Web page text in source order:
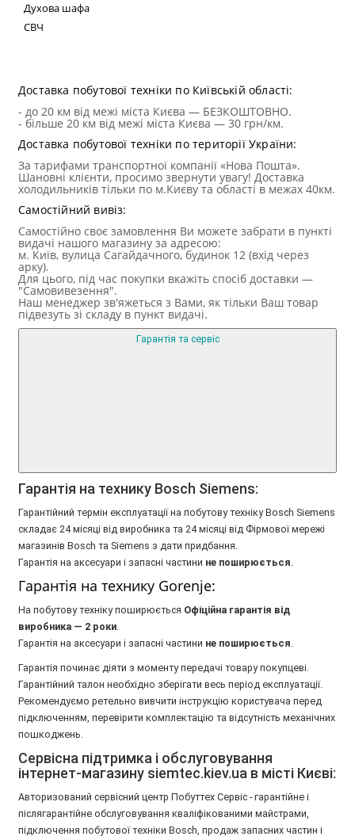
Духова шафа
СВЧ
Доставка побутової техніки по Київській області:
- до 20 км від межі міста Києва — БЕЗКОШТОВНО.
- більше 20 км від межі міста Києва — 30 грн/км.
Доставка побутової техніки по території України:
За тарифами транспортної компанії «Нова Пошта».
Шановні клієнти, просимо звернути увагу! Доставка
холодильників тільки по м.Києву та області в межах 40км.
Самостійний вивіз:
Самостійно своє замовлення Ви можете забрати в пункті
видачі нашого магазину за адресою:
м. Київ, вулица Сагайдачного, будинок 12 (вхід через
арку).
Для цього, під час покупки вкажіть спосіб доставки —
"Самовивезення".
Наш менеджер зв'яжеться з Вами, як тільки Ваш товар
підвезуть зі складу в пункт видачі.
Гарантія та сервіс
Гарантія на технику Bosch Siemens:
Гарантійний термін експлуатації на побутову техніку Bosch Siemens
складає 24 місяці від виробника та 24 місяці від Фірмової мережі
магазинів Bosch та Siemens з дати придбання.
Гарантія на аксесуари і запасні частини не поширюється.
Гарантія на технику Gorenje:
На побутову техніку поширюється Oфіційна гарантія від
виробника — 2 роки.
Гарантія на аксесуари і запасні частини не поширюється.
Гарантія починає діяти з моменту передачі товару покупцеві.
Гарантійний талон необхідно зберігати весь період експлуатації.
Рекомендуємо ретельно вивчити інструкцію користувача перед
підключенням, перевірити комплектацію та відсутність механічних
пошкоджень.
Сервісна підтримка і обслуговування
інтернет-магазину siemtec.kiev.ua в місті Києві:
Авторизований сервісний центр Побуттех Сервіс - гарантійне і
післягарантійне обслуговування кваліфікованими майстрами,
підключення побутової техніки Bosch, продаж запасних частин і